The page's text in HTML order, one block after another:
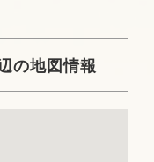
の地図情報